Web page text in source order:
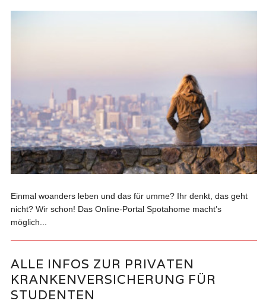
Einmal woanders leben und das für umme? Ihr denkt, das geht
nicht? Wir schon! Das Online-Portal Spotahome macht’s
möglich...
ALLE INFOS ZUR PRIVATEN
KRANKENVERSICHERUNG FÜR
STUDENTEN